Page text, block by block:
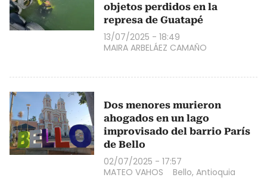
objetos perdidos en la
represa de Guatapé
13/07/2025 - 18:49
MAIRA ARBELÁEZ CAMAÑO
Dos menores murieron
ahogados en un lago
improvisado del barrio París
de Bello
02/07/2025 - 17:57
MATEO VAHOS
Bello, Antioquia